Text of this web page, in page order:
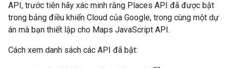
API, trước tiên hãy xác minh rằng Places API đã được bật
trong bảng điều khiển Cloud của Google, trong cùng một dự
án mà bạn thiết lập cho Maps JavaScript API.
Cách xem danh sách các API đã bật: